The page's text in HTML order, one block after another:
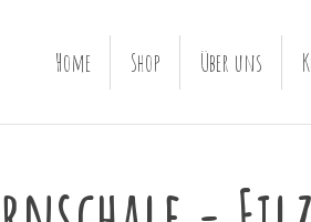
Home Shop Über uns